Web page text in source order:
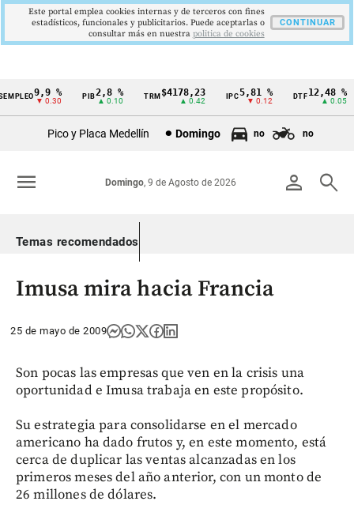
Cintillo
Colombia
9,9 %
▼ 0.30
PIB2,8 %
▲ 0.10
TRM$4178,23
▲ 0.42
IPC5,81 %
▼ 0.12
DTF12,48 %
▲ 0.05
Pico y Placa Medellín Domingo no no
person search
Domingo, 9 de Agosto de 2026
menu
Temas recomendados
Imusa mira hacia Francia
25 de mayo de 2009
Son pocas las empresas que ven en la crisis una
oportunidad e Imusa trabaja en este propósito.
Su estrategia para consolidarse en el mercado
americano ha dado frutos y, en este momento, está
cerca de duplicar las ventas alcanzadas en los
primeros meses del año anterior, con un monto de
26 millones de dólares.
Este portal emplea cookies internas y de terceros con fines
estadísticos, funcionales y publicitarios. Puede aceptarlas o
consultar más en nuestra politica de cookies
CONTINUAR